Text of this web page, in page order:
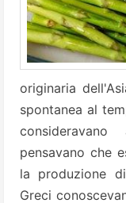
originaria
spontanea al
pensavano che
la produzione
Greci